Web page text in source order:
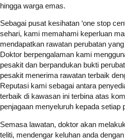
hingga warga emas.
Sebagai pusat kesihatan ‘one stop
sehari, kami memahami keperluan
mendapatkan rawatan perubatan
Doktor berpengalaman kami
pesakit dan berpandukan bukti
pesakit menerima rawatan terbaik
Reputasi kami sebagai antara
terbaik di kawasan ini terbina atas
penjagaan menyeluruh kepada setiap
Semasa lawatan, doktor akan
teliti, mendengar keluhan anda